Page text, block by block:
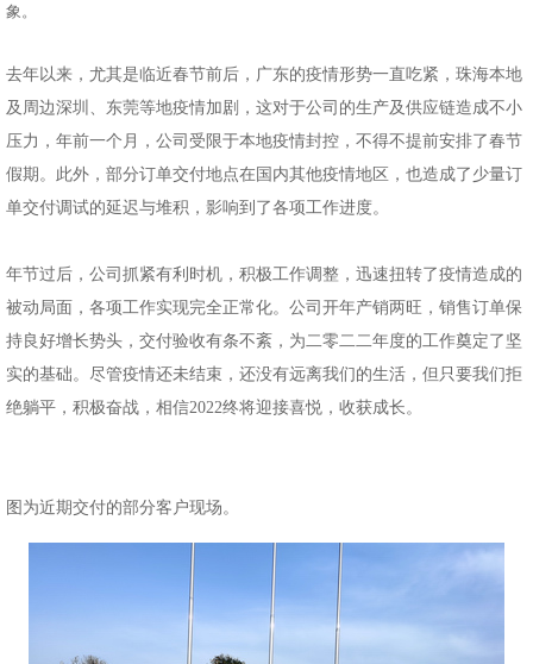
象。
去年以来，尤其是临近春节前后，广东的疫情形势一直吃紧，珠海本地
及周边深圳、东莞等地疫情加剧，这对于公司的生产及供应链造成不小
压力，年前一个月，公司受限于本地疫情封控，不得不提前安排了春节
假期。此外，部分订单交付地点在国内其他疫情地区，也造成了少量订
单交付调试的延迟与堆积，影响到了各项工作进度。
年节过后，公司抓紧有利时机，积极工作调整，迅速扭转了疫情造成的
被动局面，各项工作实现完全正常化。公司开年产销两旺，销售订单保
持良好增长势头，交付验收有条不紊，为二零二二年度的工作奠定了坚
实的基础。尽管疫情还未结束，还没有远离我们的生活，但只要我们拒
绝躺平，积极奋战，相信2022终将迎接喜悦，收获成长。
图为近期交付的部分客户现场。